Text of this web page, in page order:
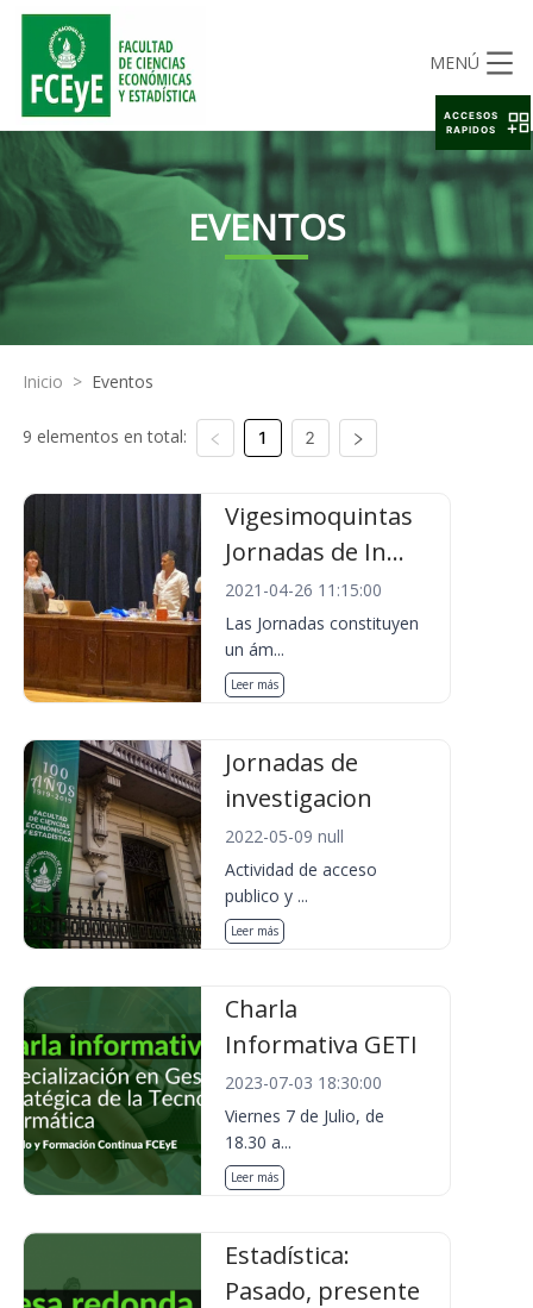
MENÚ
EVENTOS
Inicio > Eventos
9 elementos en total: 1 2
Vigesimoquintas
Jornadas de In...
2021-04-26 11:15:00
Las Jornadas constituyen
un ám...
Leer más
Jornadas de
investigacion
2022-05-09 null
Actividad de acceso
publico y ...
Leer más
Charla
Informativa GETI
2023-07-03 18:30:00
Viernes 7 de Julio, de
18.30 a...
Leer más
Estadística:
Pasado, presente
ACCESOS
RAPIDOS